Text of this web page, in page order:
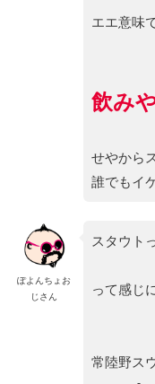
エエ意味
飲み
せやから
誰でもイ
ぽよんちょお
じさん
スタウト
って感じ
常陸野ス